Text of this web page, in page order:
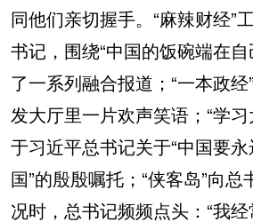
同他们亲切握手。“麻辣财经”
书记，围绕“中国的饭碗端在
了一系列融合报道；“一本政
发大厅里一片欢声笑语；“学
于习近平总书记关于“中国要
国”的殷殷嘱托；“侠客岛”向
况时，总书记频频点头：“我经